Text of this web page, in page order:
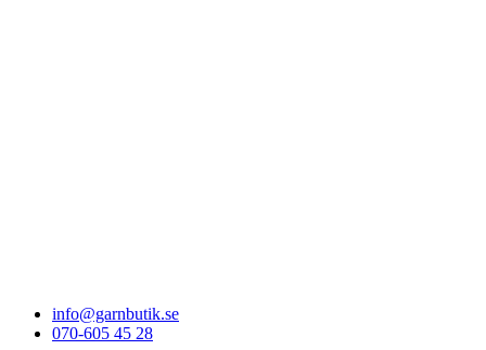
info@garnbutik.se
070-605 45 28